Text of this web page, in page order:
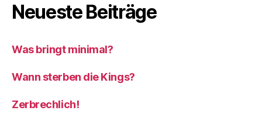
Neueste Beiträge
Was bringt minimal?
Wann sterben die Kings?
Zerbrechlich!